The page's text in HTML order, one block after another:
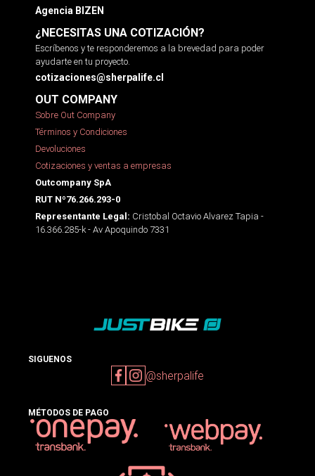
Agencia BIZEN
¿NECESITAS UNA COTIZACIÓN?
Escríbenos y te responderemos a la brevedad para poder
ayudarte en tu proyecto.
cotizaciones@sherpalife.cl
OUT COMPANY
Sobre Out Company
Términos y Condiciones
Devoluciones
Cotizaciones y ventas a empresas
Outcompany SpA
RUT Nº76.266.293-0
Representante Legal: Cristobal Octavio Alvarez Tapia -
16.366.285-k - Av Apoquindo 7331
SIGUENOS
@sherpalife
MÉTODOS DE PAGO